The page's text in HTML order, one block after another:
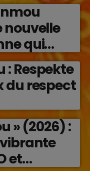
nouvelle
qui
émotions
: Respekte
du respect
» (2026) :
et